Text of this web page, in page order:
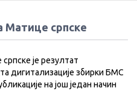
Матице српске
је резултат
дигитализације збирки БМС
на још један начин